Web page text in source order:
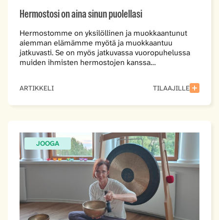
Hermostosi on aina sinun puolellasi
Hermostomme on yksilöllinen ja muokkaantunut
aiemman elämämme myötä ja muokkaantuu
jatkuvasti. Se on myös jatkuvassa vuoropuhelussa
muiden ihmisten hermostojen kanssa…
ARTIKKELI TILAAJILLE
JOOGA